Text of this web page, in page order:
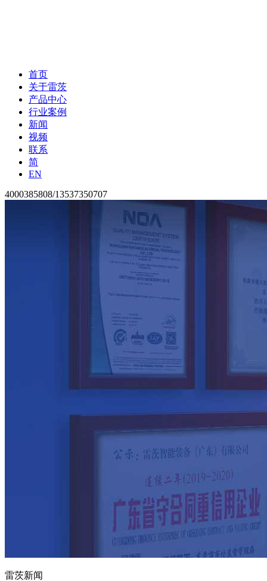
首页
关于雷茨
产品中心
行业案例
新闻
视频
联系
简
EN
4000385808/13537350707
雷茨新闻